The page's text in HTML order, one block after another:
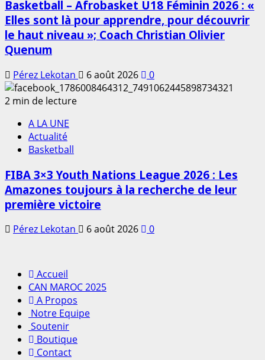
Basketball – Afrobasket U18 Féminin 2026 : «
Elles sont là pour apprendre, pour découvrir
le haut niveau »; Coach Christian Olivier
Quenum
Pérez Lekotan 6 août 2026
0
2 min de lecture
A LA UNE
Actualité
Basketball
FIBA 3×3 Youth Nations League 2026 : Les
Amazones toujours à la recherche de leur
première victoire
Pérez Lekotan 6 août 2026 0
Accueil
CAN MAROC 2025
A Propos
Notre Equipe
Soutenir
Boutique
Contact